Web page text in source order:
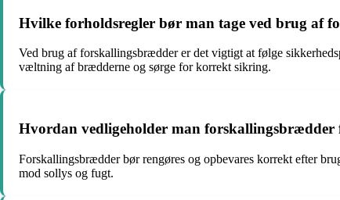
Hvilke forholdsregler bør man tage ved brug af
Ved brug af forskallingsbrædder er det vigtigt at følge
væltning af brædderne og sørge for korrekt sikring.
Hvordan vedligeholder man forskallingsbrædder
Forskallingsbrædder bør rengøres og opbevares korrekt efter
mod sollys og fugt.